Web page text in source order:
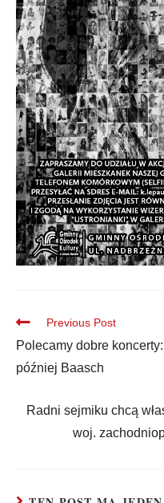
Previous Post
Polecamy dobre
później Baasch
Radni sejmiku chcą
woj.